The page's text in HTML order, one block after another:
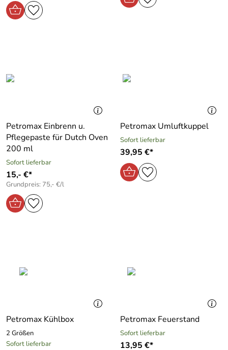
Petromax Einbrenn u.
Pflegepaste für Dutch Oven
200 ml
Sofort lieferbar
15,- €*
Grundpreis: 75,- €/l
Petromax Umluftkuppel
Sofort lieferbar
39,95 €*
Petromax Kühlbox
2 Größen
Sofort lieferbar
Petromax Feuerstand
Sofort lieferbar
13,95 €*